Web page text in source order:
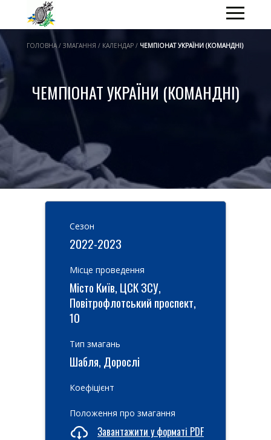
ГОЛОВНА / ЗМАГАННЯ / КАЛЕНДАР / ЧЕМПІОНАТ УКРАЇНИ (КОМАНДНІ)
ЧЕМПІОНАТ УКРАЇНИ (КОМАНДНІ)
Cезон
2022-2023
Місце проведення
Місто Київ, ЦСК ЗСУ,
Повітрофлотський проспект,
10
Тип змагань
Шабля, Дорослі
Коефіцієнт
Положення про змагання
Завантажити у форматі PDF